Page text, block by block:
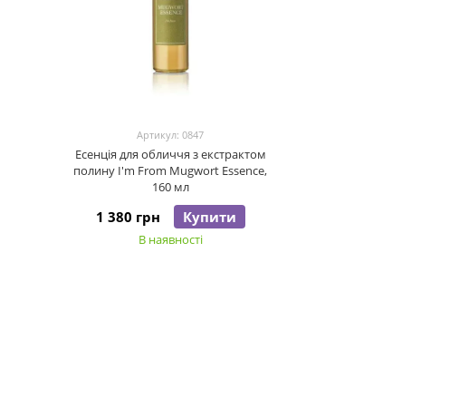
Артикул: 0847
Есенція для обличчя з екстрактом
полину I'm From Mugwort Essence,
160 мл
1 380 грн Купити
В наявності